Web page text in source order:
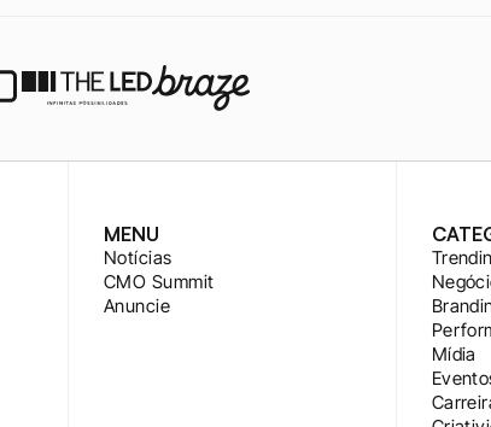
MENU
Notícias
CMO Summit
Anuncie
Mídia